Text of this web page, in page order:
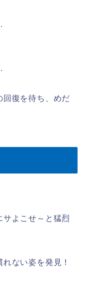
回復を待ち、めだ
よこせ～と猛烈
ない姿を発見！